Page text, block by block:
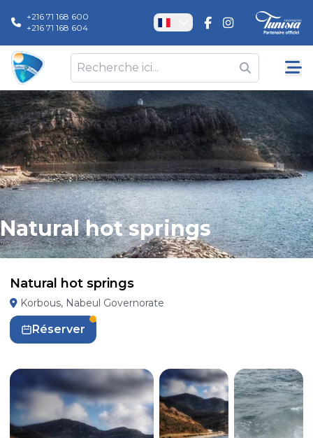
+216 71 168 600
+216 71 168 604
Natural hot springs
Natural hot springs
Korbous, Nabeul Governorate
Réserver